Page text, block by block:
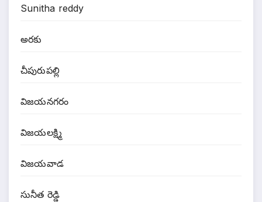
Sunitha reddy
అరకు
చీపురుపల్లి
విజయనగరం
విజయలక్ష్మి
విజయవాడ
సునీత రెడ్డి